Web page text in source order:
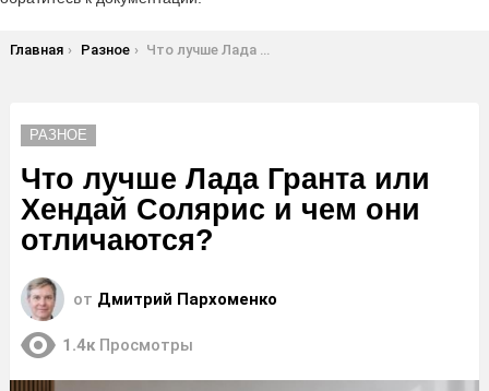
Вы здесь:
Главная Разное Что лучше Лада Гранта или Хендай Солярис и чем они отличаются?
РАЗНОЕ
Что лучше Лада Гранта или
Хендай Солярис и чем они
отличаются?
от Дмитрий Пархоменко
1.4к Просмотры